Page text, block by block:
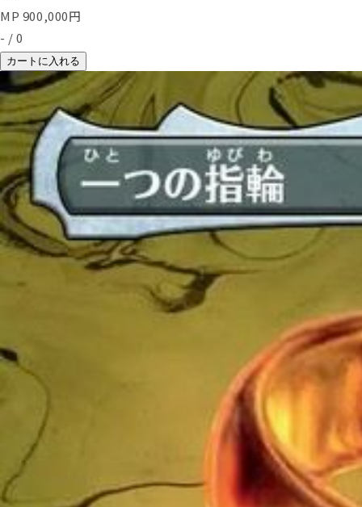
MP 900,000円
- / 0
カートに入れる